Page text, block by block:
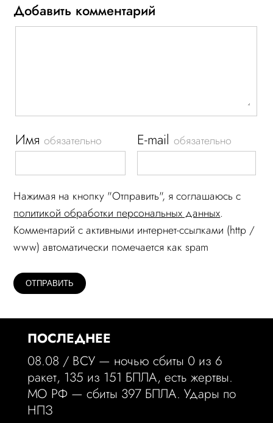
Добавить комментарий
Имяобязательно E-mailобязательно
Нажимая на кнопку "Отправить", я соглашаюсь c
политикой обработки персональных данных.
Комментарий c активными интернет-ссылками (http /
www) автоматически помечается как spam
ПОСЛЕДНЕЕ
08.08 / ВСУ — ночью сбиты 0 из 6
ракет, 135 из 151 БПЛА, есть жертвы.
МО РФ — сбиты 397 БПЛА. Удары по
НПЗ